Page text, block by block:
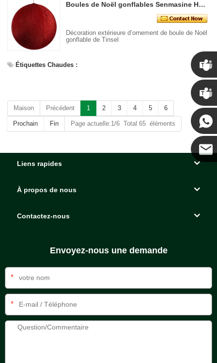
Boules de Noël gonflables Senmasine Hanging Tinsel - Plusieurs couleurs disponibles
Décoration extérieure d’ornement de boule de Noël
gonflable de Tinsel
Étiquettes Chaudes :
Maison Précédent 1 2 3 4 5 6
Prochain Fin Page actuelle:1/6 Total 65 éléments
Liens rapides
À propos de nous
Contactez-nous
Envoyez-nous une demande
*
*
Chris
Kenny